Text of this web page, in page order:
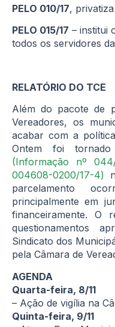
PELO 010/17,
PELO 015/17 – institui
todos os servidores
RELATÓRIO DO TCE
Além do pacote de
Vereadores, os
acabar com a
Ontem foi
(Informação nº
004608-0200/17-4)
parcelamento
principalmente em
financeiramente. O
questionamentos
Sindicato dos
pela Câmara de
AGENDA
Quarta-feira, 8/11
– Ação de vigília na
Quinta-feira, 9/11